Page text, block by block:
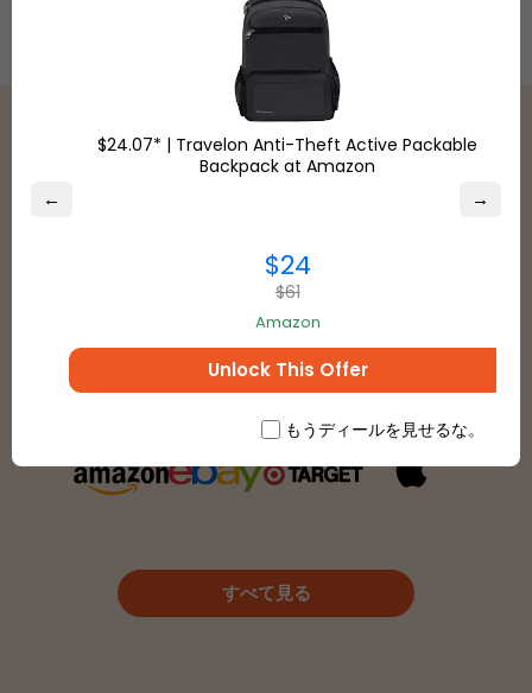
お店
支払いの種類
すべて見る
← →
$24.07* | Travelon Anti-Theft Active Packable
Backpack at Amazon
$24
$61
Amazon
Unlock This Offer
もうディールを見せるな。